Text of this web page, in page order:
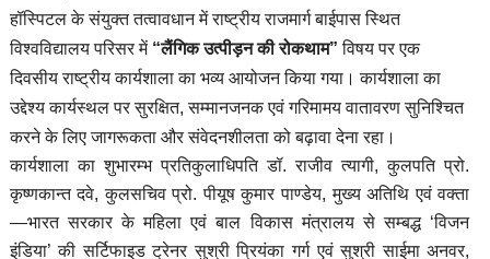
हॉस्पिटल के संयुक्त तत्वावधान में राष्ट्रीय राजमार्ग बाईपास स्थित
विश्वविद्यालय परिसर में “लैंगिक उत्पीड़न की रोकथाम” विषय पर एक
दिवसीय राष्ट्रीय कार्यशाला का भव्य आयोजन किया गया। कार्यशाला का
उद्देश्य कार्यस्थल पर सुरक्षित, सम्मानजनक एवं गरिमामय वातावरण सुनिश्चित
करने के लिए जागरूकता और संवेदनशीलता को बढ़ावा देना रहा।
कार्यशाला का शुभारम्भ प्रतिकुलाधिपति डॉ. राजीव त्यागी, कुलपति प्रो.
कृष्णकान्त दवे, कुलसचिव प्रो. पीयूष कुमार पाण्डेय, मुख्य अतिथि एवं वक्ता
—भारत सरकार के महिला एवं बाल विकास मंत्रालय से सम्बद्ध ‘विजन
इंडिया’ की सर्टिफाइड ट्रेनर सुश्री प्रियंका गर्ग एवं सुश्री साईमा अनवर,